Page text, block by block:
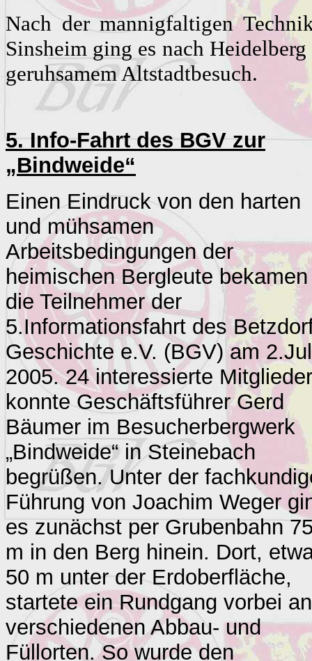
Nach der mannigfaltigen
Sinsheim ging es nach
geruhsamem Altstadtbesuch.
5. Info-Fahrt des BGV zur
„Bindweide“
Einen Eindruck von den harten
und mühsamen
Arbeitsbedingungen der
heimischen Bergleute bekamen
die Teilnehmer der
5.Informationsfahrt des
Geschichte e.V. (BGV) am
2005. 24 interessierte Mitglieder
konnte Geschäftsführer Gerd
Bäumer im Besucherbergwerk
„Bindweide“ in Steinebach
begrüßen. Unter der
Führung von Joachim Weger
es zunächst per Grubenbahn
m in den Berg hinein. Dort,
50 m unter der Erdoberfläche,
startete ein Rundgang vorbei an
verschiedenen Abbau- und
Füllorten. So wurde den